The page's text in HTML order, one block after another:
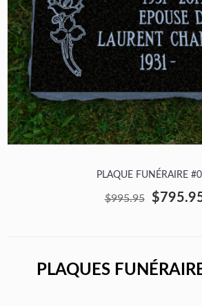
PLAQUE FUNÉRAIRE
$995.95
PLAQUES